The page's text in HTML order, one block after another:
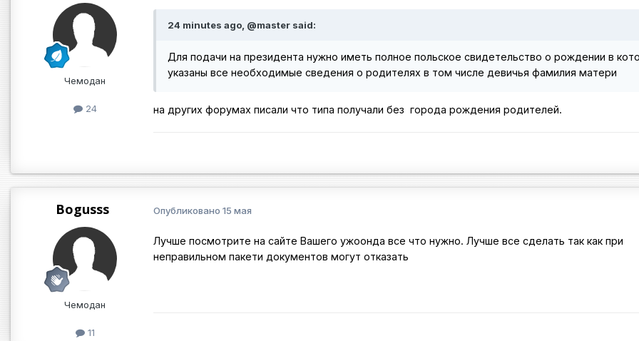
Чемодан
24
24 minutes ago, @master said:
Для подачи на президента нужно иметь полное польское свидетельство о рождении в
указаны все необходимые сведения о родителях в том числе девичья фамилия матери
на других форумах писали что типа получали без города рождения родителей.
Bogusss
Чемодан
11
Опубликовано 15 мая
Лучше посмотрите на сайте Вашего ужоонда все что нужно. Лучше все сделать так как при
неправильном пакети документов могут отказать